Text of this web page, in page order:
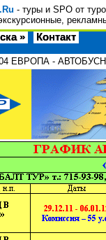
- туры и SPO от
» Контакт
ЕВРОПА -